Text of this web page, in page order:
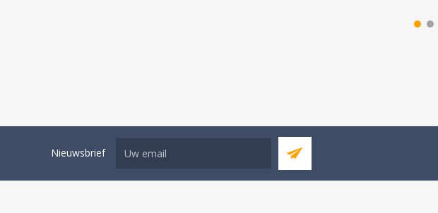
Nieuwsbrief